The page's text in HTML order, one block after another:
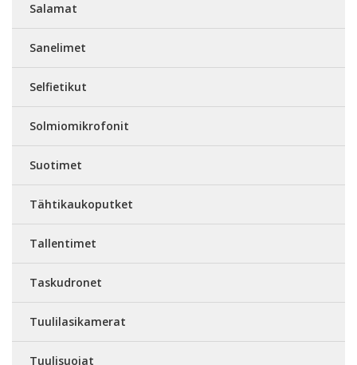
Salamat
Sanelimet
Selfietikut
Solmiomikrofonit
Suotimet
Tähtikaukoputket
Tallentimet
Taskudronet
Tuulilasikamerat
Tuulisuojat